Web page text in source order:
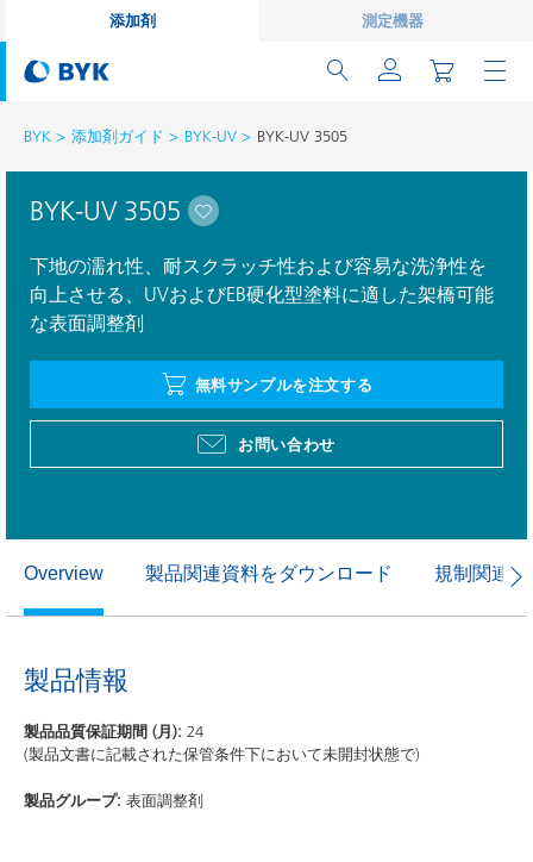
添加剤 測定機器
BYK 添加剤ガイド BYK-UV BYK-UV 3505
BYK-UV 3505
下地の濡れ性、耐スクラッチ性および容易な洗浄性を
向上させる、UVおよびEB硬化型塗料に適した架橋可能
な表面調整剤
無料サンプルを注文する
お問い合わせ
Overview 製品関連資料をダウンロード 規制関連
製品情報
製品品質保証期間 (月): 24
(製品文書に記載された保管条件下において未開封状態で)
製品グループ: 表面調整剤